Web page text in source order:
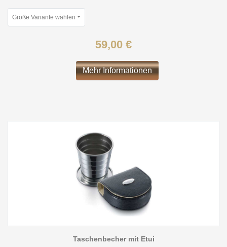
Größe Variante wählen
59,00 €
Mehr Informationen
Taschenbecher mit Etui